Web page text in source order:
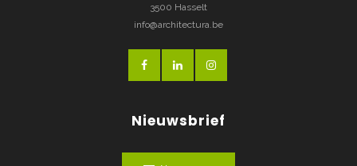
3500 Hasselt
info@architectura.be
Nieuwsbrief